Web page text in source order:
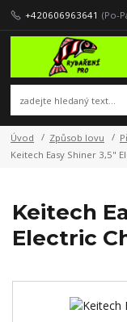
+420606963641 (Po-
Úvod Způsob lovu
Keitech Easy Shiner 3,5"
Keitech
Electric